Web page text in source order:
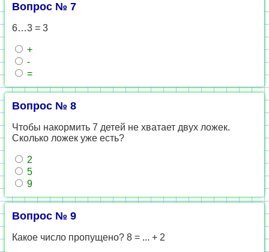
Вопрос № 7
6…3 = 3
+
-
=
Вопрос № 8
Чтобы накормить 7 детей не хватает двух ложек.
Сколько ложек уже есть?
2
5
9
Вопрос № 9
Какое число пропущено? 8 = ... + 2